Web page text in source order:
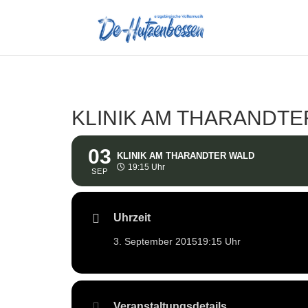
KLINIK AM
03
SEP
KLINIK AM THARANDTER WALD
19:15 Uhr
Uhrzeit
3. September 201519:15 Uhr